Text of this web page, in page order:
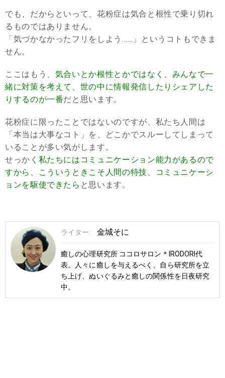
でも、だからといって、花粉症は気合と根性で乗り切れ
るものではありません。
「気づかなかったフリをしよう……」というコトもできま
せん。
ここはもう、 気合いとか根性とかではなく、みんなで一
緒に対策を考えて、世の中に情報発信したりシェアした
りするのが一番だと思います。
花粉症に限ったことではないのですが、私たち人間は
「本当は大事なコト」を、どこかでスルーしてしまって
いることが多い気がします。
せっかく 私たちにはコミュニケーション能力があるので
すから、こういうときこそ人間の特技、コミュニケーシ
ョンを駆使できたら と思います。
ライター: 金城そに
癒しの心理研究所 ココロサロン＊IRODORI代
表。人々に癒しを与えるべく、自ら研究所を立
ち上げ、ぬいぐるみと癒しの関係性を日夜研究
中。